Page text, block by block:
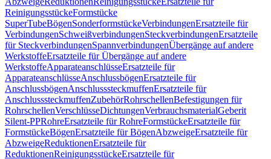
ReinigungsstückeFormstücke
SuperTubeBögenSonderformstückeVerbindungenErsatzteile für
VerbindungenSchweißverbindungenSteckverbindungenErsatzteile
für SteckverbindungenSpannverbindungenÜbergänge auf andere
WerkstoffeErsatzteile für Übergänge auf andere
WerkstoffeApparateanschlüsseErsatzteile für
ApparateanschlüsseAnschlussbögenErsatzteile für
AnschlussbögenAnschlusssteckmuffenErsatzteile für
AnschlusssteckmuffenZubehörRohrschellenBefestigungen für
RohrschellenVerschlüsseDichtungenVerbrauchsmaterialGeberit
Silent-PPRohreErsatzteile für RohreFormstückeErsatzteile für
FormstückeBögenErsatzteile für BögenAbzweigeErsatzteile für
AbzweigeReduktionenErsatzteile für
ReduktionenReinigungsstückeErsatzteile für